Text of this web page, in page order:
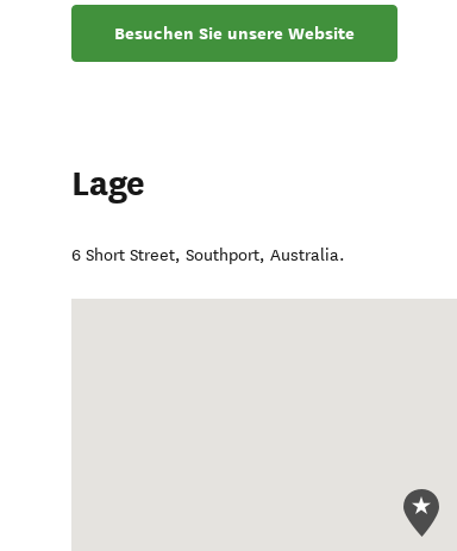
Besuchen Sie unsere Website
Lage
6 Short Street,Southport,Australia.